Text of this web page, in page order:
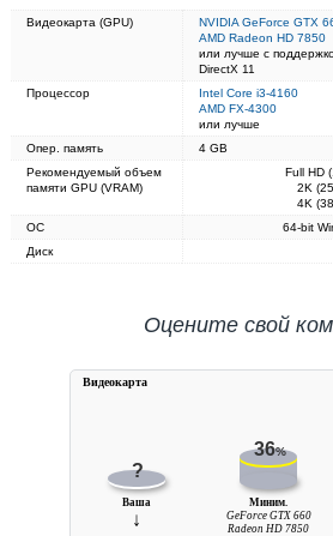
Видеокарта (GPU)
NVIDIA GeForce GTX
AMD Radeon HD 7850
или лучше с
DirectX 11
Процессор
Intel Core i3-4160
AMD FX-4300
или лучше
Опер. память
4 GB
Рекомендуемый объем
памяти GPU (VRAM)
Full HD
2K
4K
ОС
64-bit
Диск
Оцените свой
?
36%
Ваша
↓
Миним.
GeForce GTX 660
Radeon HD 7850
Видеокарта